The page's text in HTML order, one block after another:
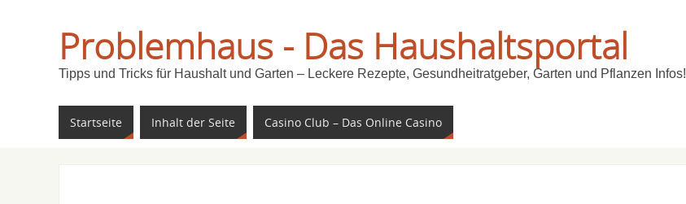
Problemhaus - Das Haushaltsportal
Tipps und Tricks für Haushalt und Garten – Leckere Rezepte, Gesundheitratgeber, Garten und Pflanzen Infos!
Startseite Inhalt der Seite Casino Club – Das Online Casino